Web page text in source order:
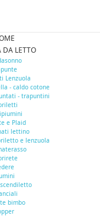
DA LETTO
Lenzuola
- caldo cotone
- trapuntini
e Plaid
lettino
e lenzuola
bimbo